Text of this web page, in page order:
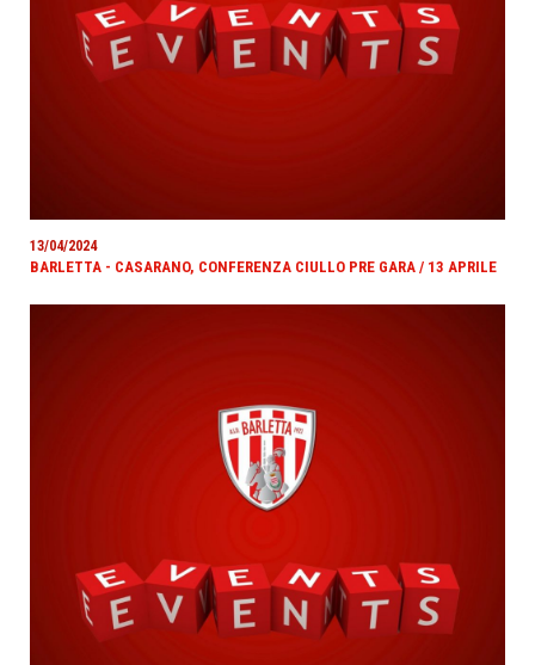
13/04/2024
BARLETTA - CASARANO, CONFERENZA CIULLO PRE GARA / 13 APRILE